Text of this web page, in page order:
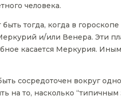
человека.
тогда, когда в
и/или Венера. Эти
касается Меркурия.
сосредоточен вокруг
на то, насколько